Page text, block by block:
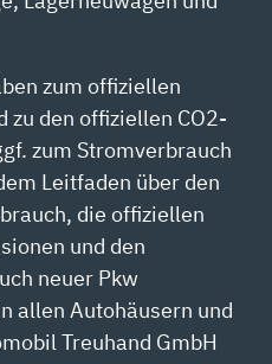
zum offiziellen
den offiziellen CO2-
zum Stromverbrauch
Leitfaden über den
die offiziellen
und den
neuer Pkw
allen Autohäusern und
Treuhand GmbH